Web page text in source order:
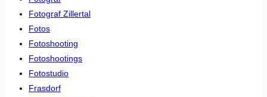
Fotograf Zillertal
Fotos
Fotoshooting
Fotoshootings
Fotostudio
Frasdorf